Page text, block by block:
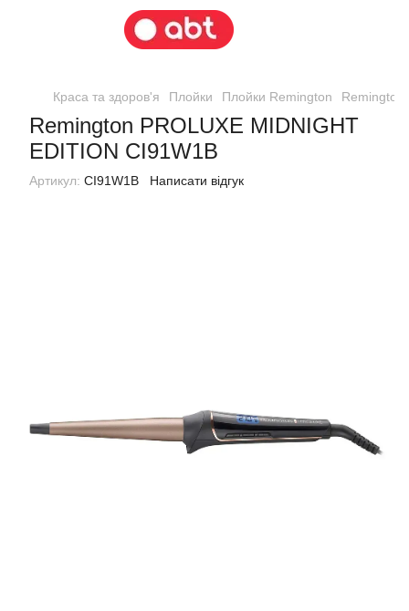
Краса та здоров'я Плойки Плойки Remington Remington
Remington PROLUXE MIDNIGHT
EDITION CI91W1B
Артикул: CI91W1B Написати відгук